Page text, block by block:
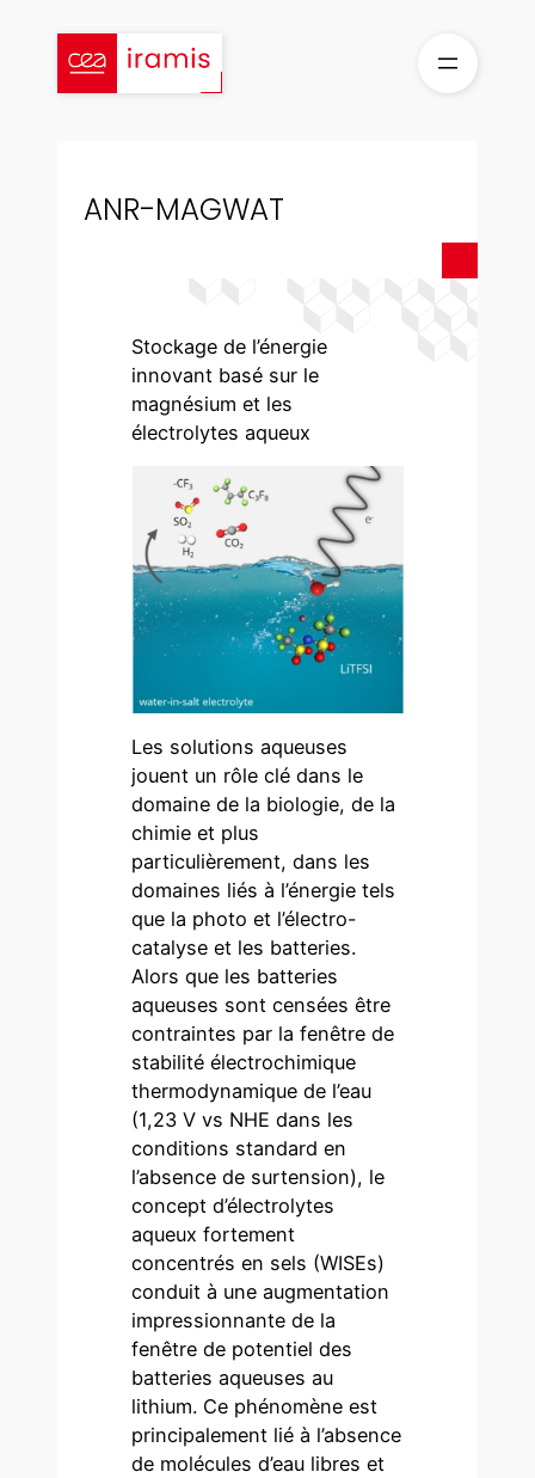
contenu
ANR-MAGWAT
Stockage de l’énergie
innovant basé sur le
magnésium et les
électrolytes aqueux
Les solutions aqueuses
jouent un rôle clé dans le
domaine de la biologie, de la
chimie et plus
particulièrement, dans les
domaines liés à l’énergie tels
que la photo et l’électro-
catalyse et les batteries.
Alors que les batteries
aqueuses sont censées être
contraintes par la fenêtre de
stabilité électrochimique
thermodynamique de l’eau
(1,23 V vs NHE dans les
conditions standard en
l’absence de surtension), le
concept d’électrolytes
aqueux fortement
concentrés en sels (WISEs)
conduit à une augmentation
impressionnante de la
fenêtre de potentiel des
batteries aqueuses au
lithium. Ce phénomène est
principalement lié à l’absence
de molécules d’eau libres et